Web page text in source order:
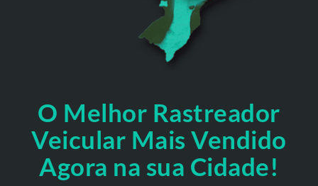
O Melhor Rastreador
Veicular Mais Vendido
Agora na sua Cidade!